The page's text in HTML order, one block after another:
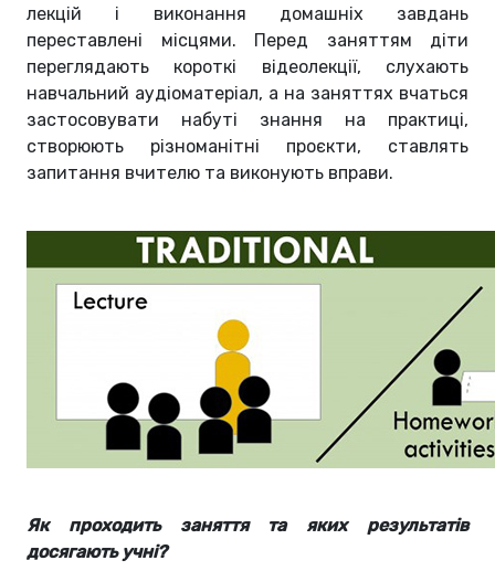
лекцій і виконання домашніх завдань
переставлені місцями. Перед заняттям діти
переглядають короткі відеолекції, слухають
навчальний аудіоматеріал, а на заняттях вчаться
застосовувати набуті знання на практиці,
створюють різноманітні проєкти, ставлять
запитання вчителю та виконують вправи.
Як проходить заняття та яких результатів
досягають учні?